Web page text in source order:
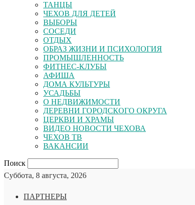
ТАНЦЫ
ЧЕХОВ ДЛЯ ДЕТЕЙ
ВЫБОРЫ
СОСЕДИ
ОТДЫХ
ОБРАЗ ЖИЗНИ И ПСИХОЛОГИЯ
ПРОМЫШЛЕННОСТЬ
ФИТНЕС-КЛУБЫ
АФИША
ДОМА КУЛЬТУРЫ
УСАДЬБЫ
О НЕДВИЖИМОСТИ
ДЕРЕВНИ ГОРОДСКОГО ОКРУГА
ЦЕРКВИ И ХРАМЫ
ВИДЕО НОВОСТИ ЧЕХОВА
ЧЕХОВ ТВ
ВАКАНСИИ
Поиск
Суббота, 8 августа, 2026
ПАРТНЕРЫ